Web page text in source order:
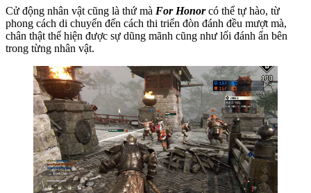
Cử động nhân vật cũng là thứ mà For Honorcó thể tự hào, từ
phong cách di chuyển đến cách thi triển đòn đánh đều mượt mà,
chân thật thể hiện được sự dũng mãnh cũng như lối đánh ẩn bên
trong từng nhân vật.